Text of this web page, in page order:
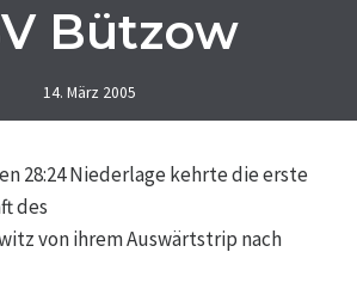
Bützow
14. März 2005
28:24 Niederlage kehrte die erste
des
von ihrem Auswärtstrip nach